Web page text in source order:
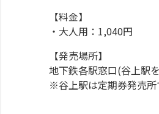
【料金】
・大人用：1,040円
【発売場所】
地下鉄各駅窓口(谷上駅
※谷上駅は定期券発売所